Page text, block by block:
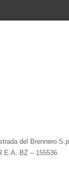
del Brennero
BZ – 155536